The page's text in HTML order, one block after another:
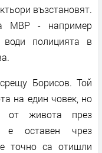
възстановят.
МВР - например
полицията в
Борисов. Той
на един човек, но
от живота през
е оставен чрез
точно са отишли